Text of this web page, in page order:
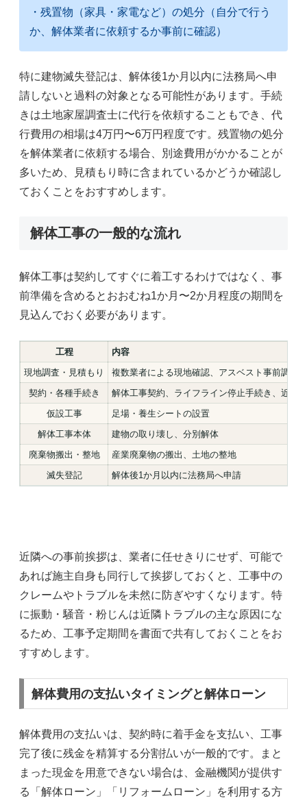
・残置物（家具・家電など）の処分（自分で行う
か、解体業者に依頼するか事前に確認）
特に建物滅失登記は、解体後1か月以内に法務局へ申
請しないと過料の対象となる可能性があります。手続
きは土地家屋調査士に代行を依頼することもでき、代
行費用の相場は4万円〜6万円程度です。残置物の処分
を解体業者に依頼する場合、別途費用がかかることが
多いため、見積もり時に含まれているかどうか確認し
ておくことをおすすめします。
解体工事の一般的な流れ
解体工事は契約してすぐに着工するわけではなく、事
前準備を含めるとおおむね1か月〜2か月程度の期間を
見込んでおく必要があります。
工程
内容
現地調査・見積もり
複数業者による現地確認、アスベスト事前調査
契約・各種手続き
解体工事契約、ライフライン停止手続き、近隣
仮設工事
足場・養生シートの設置
解体工事本体
建物の取り壊し、分別解体
廃棄物搬出・整地
産業廃棄物の搬出、土地の整地
滅失登記
解体後1か月以内に法務局へ申請
近隣への事前挨拶は、業者に任せきりにせず、可能で
あれば施主自身も同行して挨拶しておくと、工事中の
クレームやトラブルを未然に防ぎやすくなります。特
に振動・騒音・粉じんは近隣トラブルの主な原因にな
るため、工事予定期間を書面で共有しておくことをお
すすめします。
解体費用の支払いタイミングと解体ローン
解体費用の支払いは、契約時に着手金を支払い、工事
完了後に残金を精算する分割払いが一般的です。まと
まった現金を用意できない場合は、金融機関が提供す
る「解体ローン」「リフォームローン」を利用する方